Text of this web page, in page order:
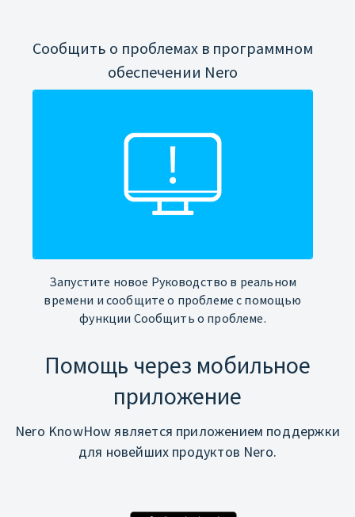
Сообщить о проблемах в программном
обеспечении Nero
Запустите новое Руководство в реальном
времени и сообщите о проблеме с помощью
функции Сообщить о проблеме.
Помощь через мобильное
приложение
Nero KnowHow является приложением поддержки
для новейших продуктов Nero.